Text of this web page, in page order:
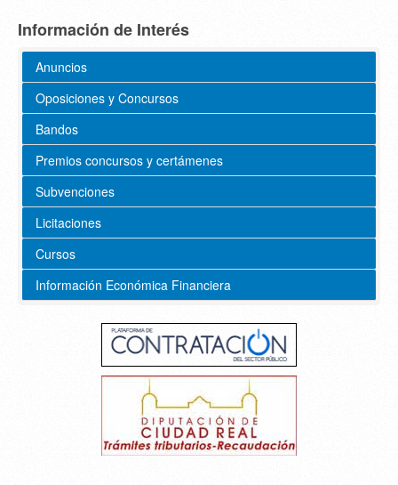
Información de Interés
Anuncios
Oposiciones y Concursos
Bandos
Premios concursos y certámenes
Subvenciones
Licitaciones
Cursos
Información Económica Financiera